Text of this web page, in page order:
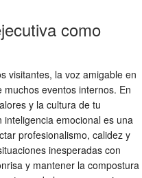
como
visitantes, la voz amigable en
eventos internos. En
y la cultura de tu
emocional es una
profesionalismo, calidez y
inesperadas con
y mantener la compostura